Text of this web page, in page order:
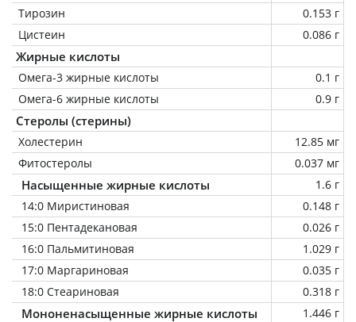
Тирозин
0.153 г
Цистеин
0.086 г
Жирные кислоты
Омега-3 жирные кислоты
0.1 г
Омега-6 жирные кислоты
0.9 г
Стеролы (стерины)
Холестерин
12.85 мг
Фитостеролы
0.037 мг
Насыщенные жирные кислоты
1.6 г
14:0 Миристиновая
0.148 г
15:0 Пентадекановая
0.026 г
16:0 Пальмитиновая
1.029 г
17:0 Маргариновая
0.035 г
18:0 Стеариновая
0.318 г
Мононенасыщенные жирные кислоты
1.446 г